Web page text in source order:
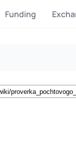
Funding
Files